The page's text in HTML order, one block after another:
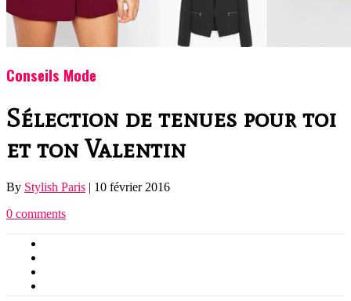
Conseils Mode
Sélection de tenues pour toi
et ton Valentin
By Stylish Paris | 10 février 2016
0 comments